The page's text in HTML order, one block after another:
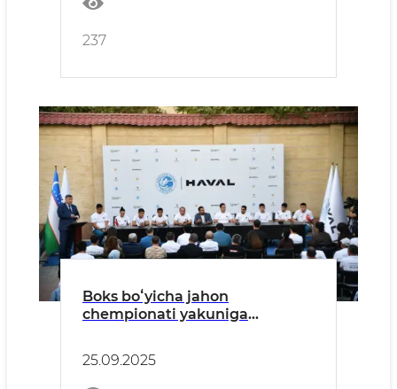
237
Boks boʻyicha jahon
chempionati yakuniga
25.09.2025